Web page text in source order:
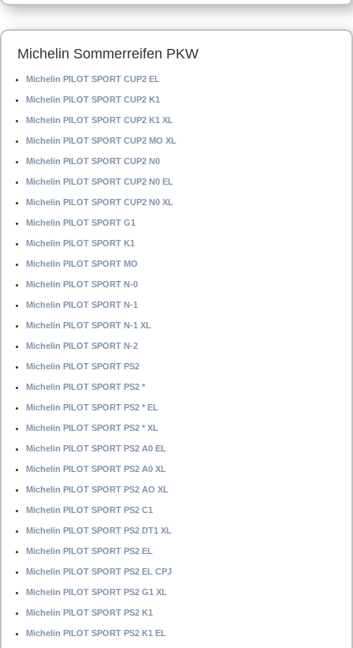
Michelin Sommerreifen PKW
Michelin PILOT SPORT CUP2 EL
Michelin PILOT SPORT CUP2 K1
Michelin PILOT SPORT CUP2 K1 XL
Michelin PILOT SPORT CUP2 MO XL
Michelin PILOT SPORT CUP2 N0
Michelin PILOT SPORT CUP2 N0 EL
Michelin PILOT SPORT CUP2 N0 XL
Michelin PILOT SPORT G1
Michelin PILOT SPORT K1
Michelin PILOT SPORT MO
Michelin PILOT SPORT N-0
Michelin PILOT SPORT N-1
Michelin PILOT SPORT N-1 XL
Michelin PILOT SPORT N-2
Michelin PILOT SPORT PS2
Michelin PILOT SPORT PS2 *
Michelin PILOT SPORT PS2 * EL
Michelin PILOT SPORT PS2 * XL
Michelin PILOT SPORT PS2 A0 EL
Michelin PILOT SPORT PS2 A0 XL
Michelin PILOT SPORT PS2 AO XL
Michelin PILOT SPORT PS2 C1
Michelin PILOT SPORT PS2 DT1 XL
Michelin PILOT SPORT PS2 EL
Michelin PILOT SPORT PS2 EL CPJ
Michelin PILOT SPORT PS2 G1 XL
Michelin PILOT SPORT PS2 K1
Michelin PILOT SPORT PS2 K1 EL